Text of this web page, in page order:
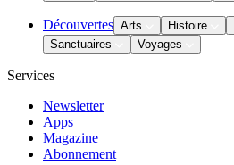
Découvertes Arts Histoire
Sanctuaires
Voyages
Services
Newsletter
Apps
Magazine
Abonnement